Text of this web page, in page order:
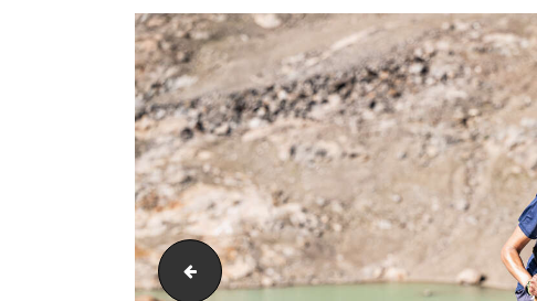
PIC_2872